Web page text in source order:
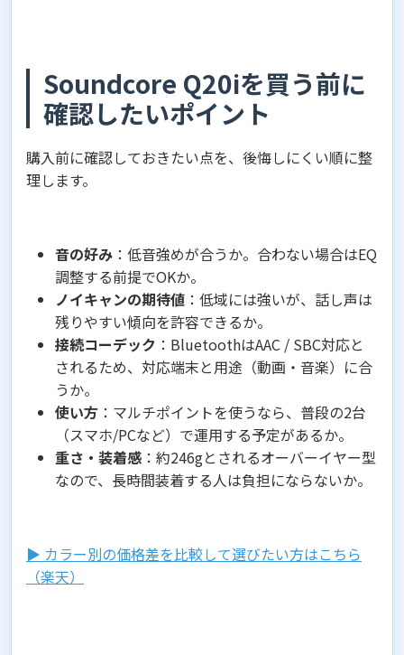
Soundcore Q20iを買う前に
確認したいポイント
購入前に確認しておきたい点を、後悔しにくい順に整
理します。
音の好み ：低音強めが合うか。合わない場合はEQ
調整する前提でOKか。
ノイキャンの期待値 ：低域には強いが、話し声は
残りやすい傾向を許容できるか。
接続コーデック ：BluetoothはAAC / SBC対応と
されるため、対応端末と用途（動画・音楽）に合
うか。
使い方 ：マルチポイントを使うなら、普段の2台
（スマホ/PCなど）で運用する予定があるか。
重さ・装着感 ：約246gとされるオーバーイヤー型
なので、長時間装着する人は負担にならないか。
▶︎ カラー別の価格差を比較して選びたい方はこちら
（楽天）